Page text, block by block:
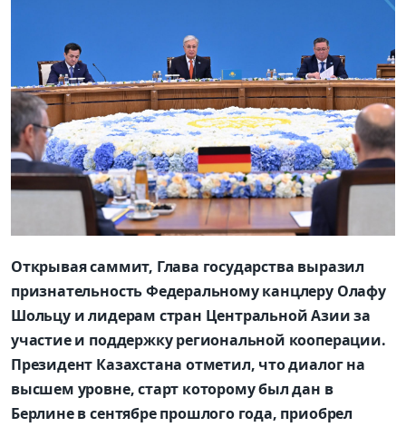
Открывая саммит, Глава государства выразил
признательность Федеральному канцлеру Олафу
Шольцу и лидерам стран Центральной Азии за
участие и поддержку региональной кооперации.
Президент Казахстана отметил, что диалог на
высшем уровне, старт которому был дан в
Берлине в сентябре прошлого года, приобрел